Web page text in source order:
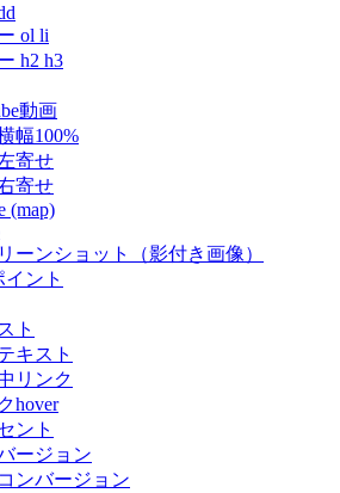
ol li
h2 h3
動画
幅100%
寄せ
寄せ
(map)
ーンショット（影付き画像）
ント
ト
キスト
リンク
hover
ント
ージョン
ンバージョン